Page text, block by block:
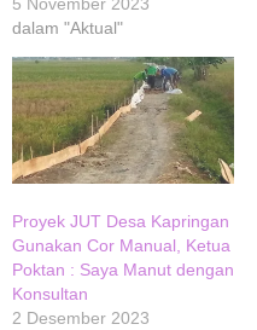
5 November 2023
dalam "Aktual"
Proyek JUT Desa Kapringan
Gunakan Cor Manual, Ketua
Poktan : Saya Manut dengan
Konsultan
2 Desember 2023